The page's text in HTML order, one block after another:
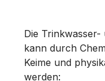
Die Trinkwasser-
kann durch
Keime und
werden: